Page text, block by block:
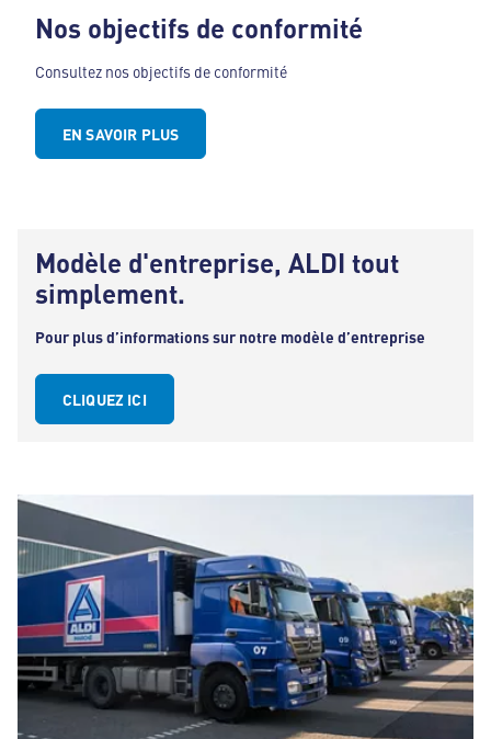
Nos objectifs de conformité
Consultez nos objectifs de conformité
EN SAVOIR PLUS
Modèle d'entreprise, ALDI tout
simplement.
Pour plus d’informations sur notre modèle d’entreprise
CLIQUEZ ICI